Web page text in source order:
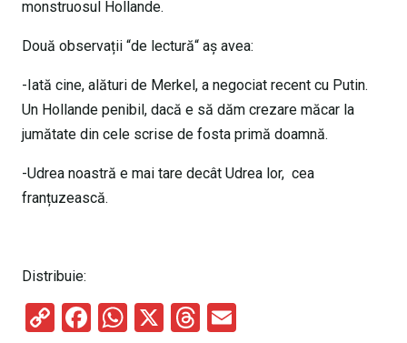
monstruosul Hollande.
Două observații “de lectură“ aș avea:
-Iată cine, alături de Merkel, a negociat recent cu Putin.
Un Hollande penibil, dacă e să dăm crezare măcar la
jumătate din cele scrise de fosta primă doamnă.
-Udrea noastră e mai tare decât Udrea lor, cea
franțuzească.
Distribuie:
C
F
W X
T